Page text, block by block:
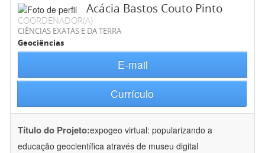
Acácia Bastos Couto Pinto
COORDENADOR(A)
CIÊNCIAS EXATAS E DA TERRA
Geociências
E-mail
Currículo
Título do Projeto:expogeo virtual: popularizando a
educação geocientífica através de museu digital